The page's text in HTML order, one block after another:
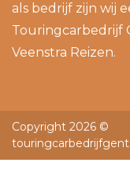
als bedrijf zijn wij
Touringcarbedrijf
Veenstra Reizen.
Copyright 2026 ©